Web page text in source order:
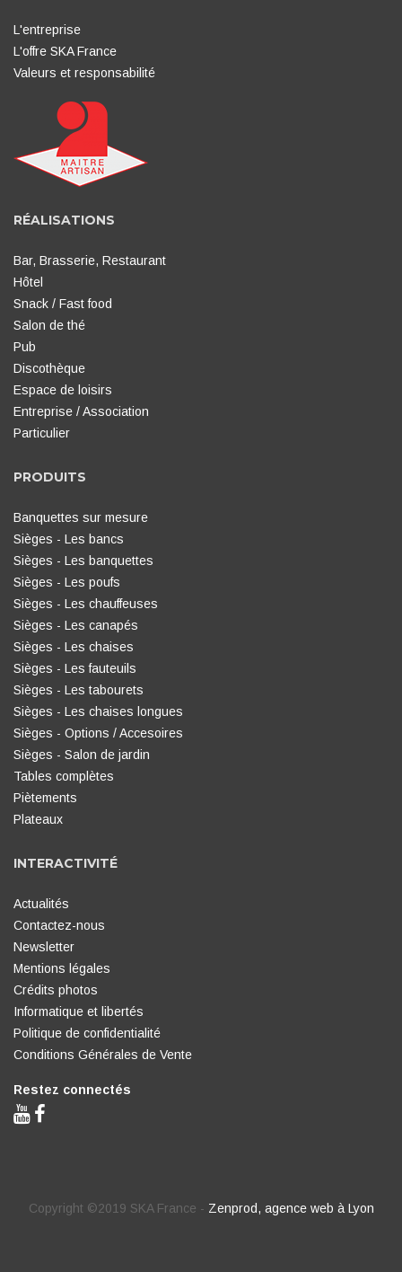
L'entreprise
L'offre SKA France
Valeurs et responsabilité
RÉALISATIONS
Bar, Brasserie, Restaurant
Hôtel
Snack / Fast food
Salon de thé
Pub
Discothèque
Espace de loisirs
Entreprise / Association
Particulier
PRODUITS
Banquettes sur mesure
Sièges - Les bancs
Sièges - Les banquettes
Sièges - Les poufs
Sièges - Les chauffeuses
Sièges - Les canapés
Sièges - Les chaises
Sièges - Les fauteuils
Sièges - Les tabourets
Sièges - Les chaises longues
Sièges - Options / Accesoires
Sièges - Salon de jardin
Tables complètes
Piètements
Plateaux
INTERACTIVITÉ
Actualités
Contactez-nous
Newsletter
Mentions légales
Crédits photos
Informatique et libertés
Politique de confidentialité
Conditions Générales de Vente
Restez connectés
Copyright ©2019 SKA France - Zenprod, agence web à Lyon